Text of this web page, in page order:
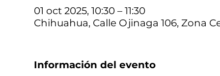
01 oct 2025, 10:30 – 11:30
Chihuahua, Calle Ojinaga 106, Zona
Información del evento